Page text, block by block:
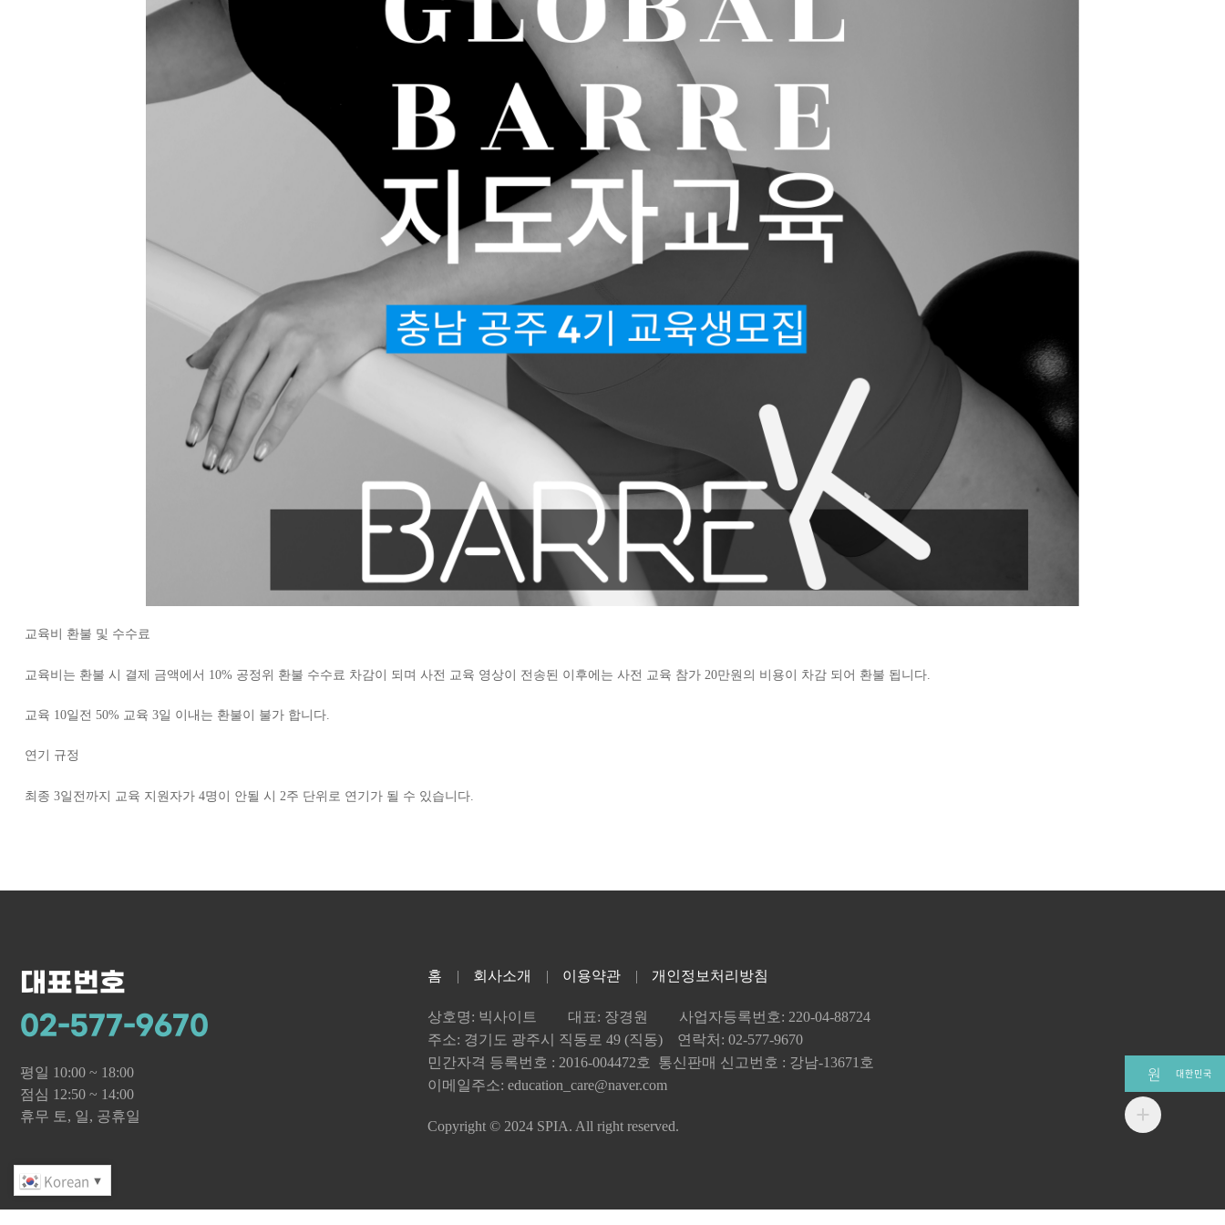
교육비 환불 및 수수료
교육비는 환불 시 결제 금액에서 10% 공정위 환불 수수료 차감이 되며 사전 교육 영상이 전송된 이후에는 사전 교육 참가 20만원의 비용이 차감 되어 환불 됩니다.
교육 10일전 50% 교육 3일 이내는 환불이 불가 합니다.
연기 규정
최종 3일전까지 교육 지원자가 4명이 안될 시 2주 단위로 연기가 될 수 있습니다.
대표번호
02-577-9670
평일 10:00 ~ 18:00
점심 12:50 ~ 14:00
휴무 토, 일, 공휴일
홈 회사소개 이용약관 개인정보처리방침
상호명: 빅사이트 대표: 장경원
사업자등록번호: 220-04-88724
주소: 경기도 광주시 직동로 49 (직동) 연락처: 02-577-9670
민간자격 등록번호 : 2016-004472호 통신판매 신고번호 : 강남-13671호
이메일주소: education_care@naver.com
Copyright © 2024 SPIA. All right reserved.
Korean ▼
원 대한민국